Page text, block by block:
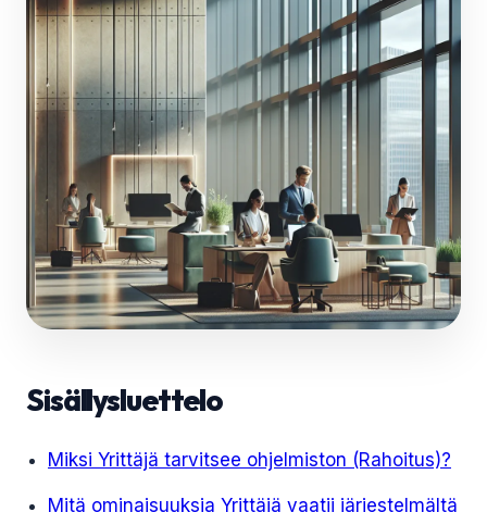
Sisällysluettelo
Miksi Yrittäjä tarvitsee ohjelmiston (Rahoitus)?
Mitä ominaisuuksia Yrittäjä vaatii järjestelmältä